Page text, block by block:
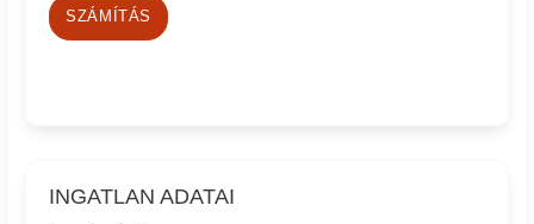
SZÁMÍTÁS
INGATLAN ADATAI